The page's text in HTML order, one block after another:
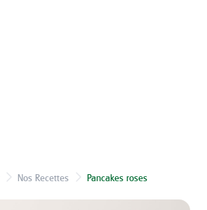
Nos Recettes Pancakes roses